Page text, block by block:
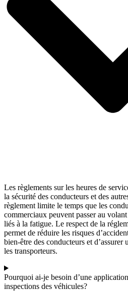
Les règlements sur les heures de
la sécurité des conducteurs et des
règlement limite le temps que les
commerciaux peuvent passer au
liés à la fatigue. Le respect de la
permet de réduire les risques
bien-être des conducteurs et
les transporteurs.
Pourquoi ai-je besoin d’une
inspections des véhicules?